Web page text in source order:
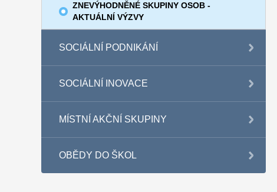
ZNEVÝHODNĚNÉ SKUPINY OSOB -
AKTUÁLNÍ VÝZVY
SOCIÁLNÍ PODNIKÁNÍ
SOCIÁLNÍ INOVACE
MÍSTNÍ AKČNÍ SKUPINY
OBĚDY DO ŠKOL